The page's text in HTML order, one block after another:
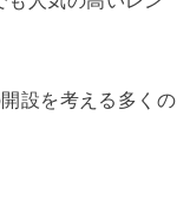
設を考える多くの